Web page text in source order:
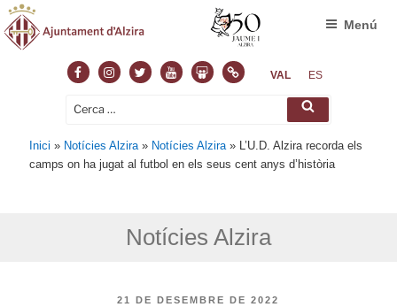
FacebookInstagram
TwitterYoutubeSlideshare
NormasVAL ES
Cerca: Cerca
Menú
Inici » Notícies Alzira » Notícies Alzira » L’U.D. Alzira recorda els
camps on ha jugat al futbol en els seus cent anys d’història
Notícies Alzira
PUBLICAT
21 DE DESEMBRE DE 2022